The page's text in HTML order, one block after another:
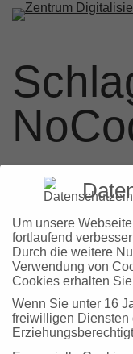
Zum
Inhalt
Neu: No-Code
Sarah Trede-Kritikakis
31. Juli 2025
Blog, Projekte
Die No-Code Toolbox
Umsetzung digitaler
Jetzt informieren!
Um unsere
fortlaufend
Durch die weitere
Verwendung von
Cookies erhalten
Wenn Sie unter 16
freiwilligen Diensten